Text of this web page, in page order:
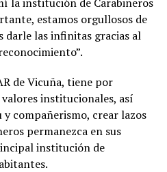
estamos orgullosos de
darle las infinitas gracias al
de Vicuña, tiene por
institucionales, así
compañerismo, crear lazos
permanezca en sus
institución de